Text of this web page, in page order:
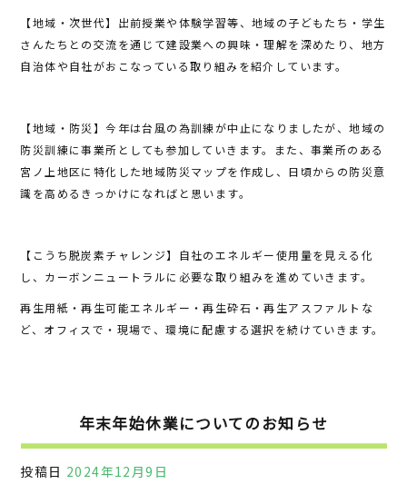
【地域・次世代】出前授業や体験学習等、地域の子どもたち・学生
さんたちとの交流を通じて建設業への興味・理解を深めたり、地方
自治体や自社がおこなっている取り組みを紹介しています。
【地域・防災】今年は台風の為訓練が中止になりましたが、地域の
防災訓練に事業所としても参加していきます。また、事業所のある
宮ノ上地区に特化した地域防災マップを作成し、日頃からの防災意
識を高めるきっかけになればと思います。
【こうち脱炭素チャレンジ】自社のエネルギー使用量を見える化
し、カーボンニュートラルに必要な取り組みを進めていきます。
再生用紙・再生可能エネルギー・再生砕石・再生アスファルトな
ど、オフィスで・現場で、環境に配慮する選択を続けていきます。
年末年始休業についてのお知らせ
投稿日 2024年12月9日